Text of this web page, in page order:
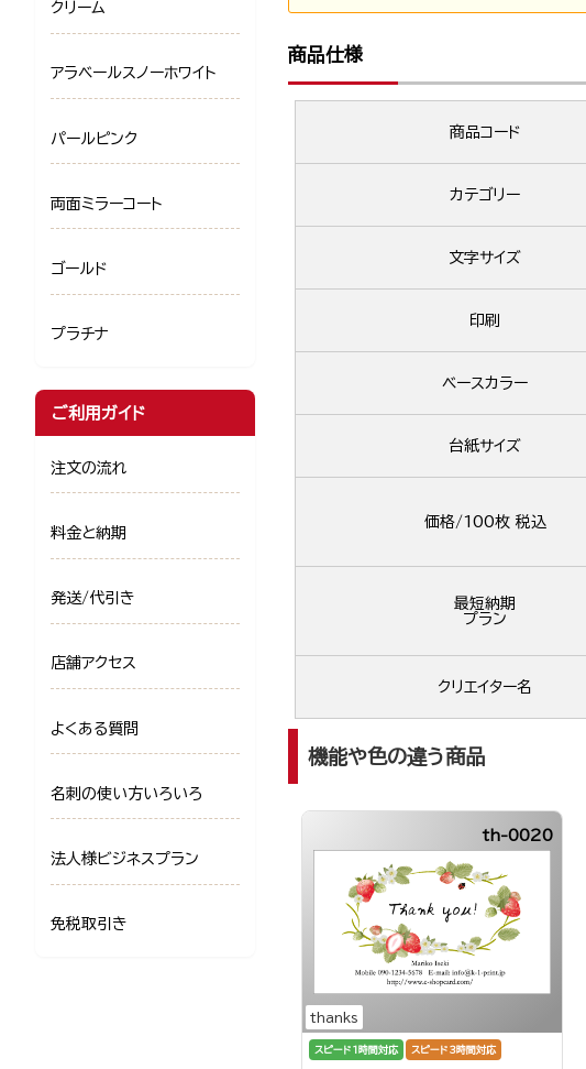
商品仕様
商品コード
カテゴリー
文字サイズ
印刷
ベースカラー
台紙サイズ
価格/100枚 税込
最短納期
プラン
クリエイター名
機能や色の違う商品
thanks
th-0020
スピード1時間対応 スピード3時間対応
クリーム
アラベールスノーホワイト
パールピンク
両面ミラーコート
ゴールド
プラチナ
ご利用ガイド
注文の流れ
料金と納期
発送/代引き
店舗アクセス
よくある質問
名刺の使い方いろいろ
法人様ビジネスプラン
免税取引き